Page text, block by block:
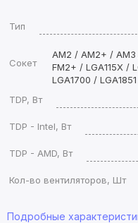
Тип
Сокет
AM2 / AM2+ /
FM2+ / LGA115X /
LGA1700 /
TDP, Вт
TDP - Intel, Вт
TDP - AMD, Вт
Кол-во вентиляторов, Шт
Подробные